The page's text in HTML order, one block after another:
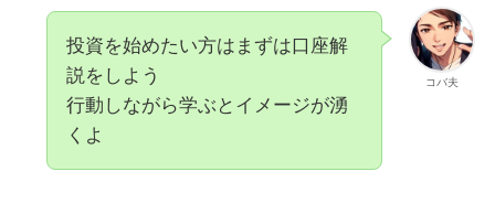
コバ夫
投資を始めたい方はまずは口座解
説をしよう
行動しながら学ぶとイメージが湧
くよ